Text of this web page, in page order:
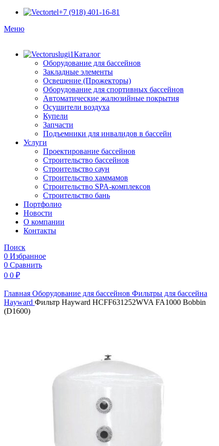
+7 (918) 401-16-81
Меню
Каталог
Оборудование для бассейнов
Закладные элементы
Освещение (Прожекторы)
Оборудование для спортивных бассейнов
Автоматические жалюзийные покрытия
Осушители воздуха
Купели
Запчасти
Подъемники для инвалидов в бассейн
Услуги
Проектирование бассейнов
Строительство бассейнов
Строительство саун
Строительство хаммамов
Строительство SPA-комплексов
Строительство бань
Портфолио
Новости
O компании
Контакты
Поиск
0 Избранное
0 Сравнить
0 0 ₽
Главная Оборудование для бассейнов Фильтры для бассейна
Hayward Фильтр Hayward HCFF631252WVA FA1000 Bobbin
(D1600)